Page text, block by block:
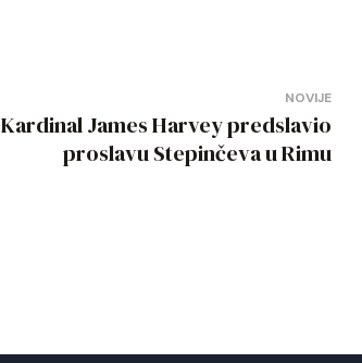
NOVIJE
Kardinal James Harvey predslavio
proslavu Stepinčeva u Rimu